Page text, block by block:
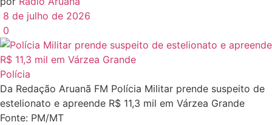
8 de julho de 2026
0
Polícia
Da Redação Aruanã FM Polícia Militar prende suspeito de
estelionato e apreende R$ 11,3 mil em Várzea Grande
Fonte: PM/MT